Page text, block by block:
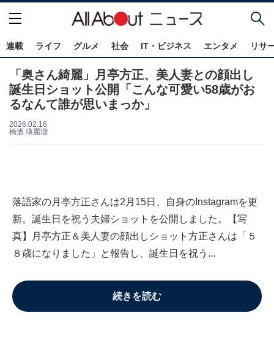
連載 ライフ グルメ 社会 IT・ビジネス エンタメ リサ
「奥さん綺麗」月亭方正、美人妻との顔出し
誕生日ショット公開「こんな可愛い58歳がお
るなんて誰が思いまっか」
2026.02.16
橋酒 瑛麗瑠
落語家の月亭方正さんは2月15日、自身のInstagramを更
新。誕生日を祝う夫婦ショットを公開しました。【写
真】月亭方正＆美人妻の顔出しショット方正さんは「５
８歳になりました」と報告し、誕生日を祝う...
続きを読む